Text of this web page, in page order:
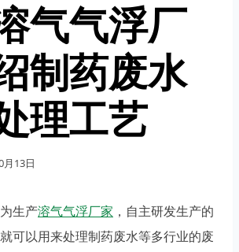
气气浮厂
制药废水
理工艺
月13日
生产溶气气浮厂家 ，自主研发生产的
可以用来处理制药废水等多行业的废